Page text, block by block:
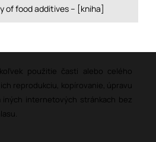
of food additives – [kniha]
použitie časti alebo celého
reprodukciu, kopírovanie, úpravu
iných internetových stránkach bez